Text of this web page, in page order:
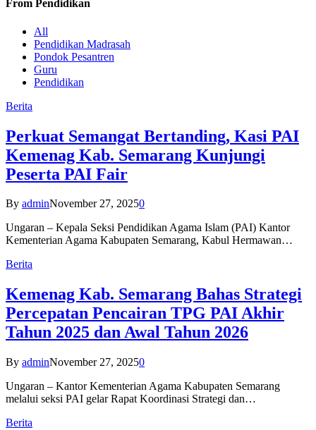
From Pendidikan
All
Pendidikan Madrasah
Pondok Pesantren
Guru
Pendidikan
Berita
Perkuat Semangat Bertanding, Kasi PAI
Kemenag Kab. Semarang Kunjungi
Peserta PAI Fair
By adminNovember 27, 20250
Ungaran – Kepala Seksi Pendidikan Agama Islam (PAI) Kantor
Kementerian Agama Kabupaten Semarang, Kabul Hermawan…
Berita
Kemenag Kab. Semarang Bahas Strategi
Percepatan Pencairan TPG PAI Akhir
Tahun 2025 dan Awal Tahun 2026
By adminNovember 27, 20250
Ungaran – Kantor Kementerian Agama Kabupaten Semarang
melalui seksi PAI gelar Rapat Koordinasi Strategi dan…
Berita